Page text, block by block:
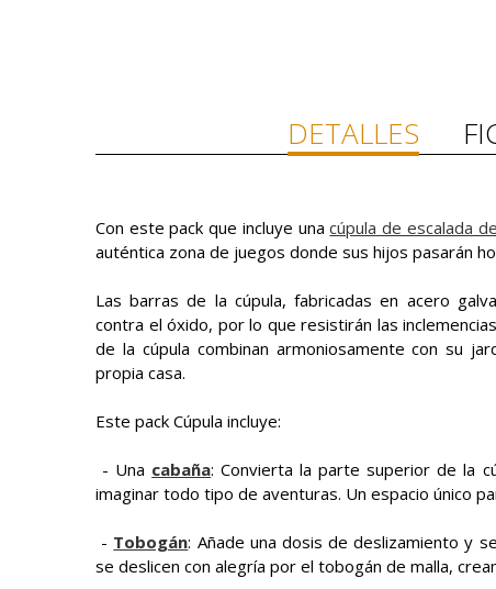
DETALLES
Con este pack que incluye unacúpula de escalada
auténtica zona de juegos donde sus hijos pasarán
Las barras de la cúpula, fabricadas en acero
contra el óxido, por lo que resistirán las
de la cúpula combinan armoniosamente con su
propia casa.
Este pack Cúpula incluye:
- Una cabaña: Convierta la parte superior de la
imaginar todo tipo de aventuras. Un espacio único
- Tobogán: Añade una dosis de deslizamiento y
se deslicen con alegría por el tobogán de malla,